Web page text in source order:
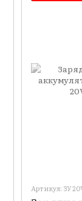
Артикул: ЗУ